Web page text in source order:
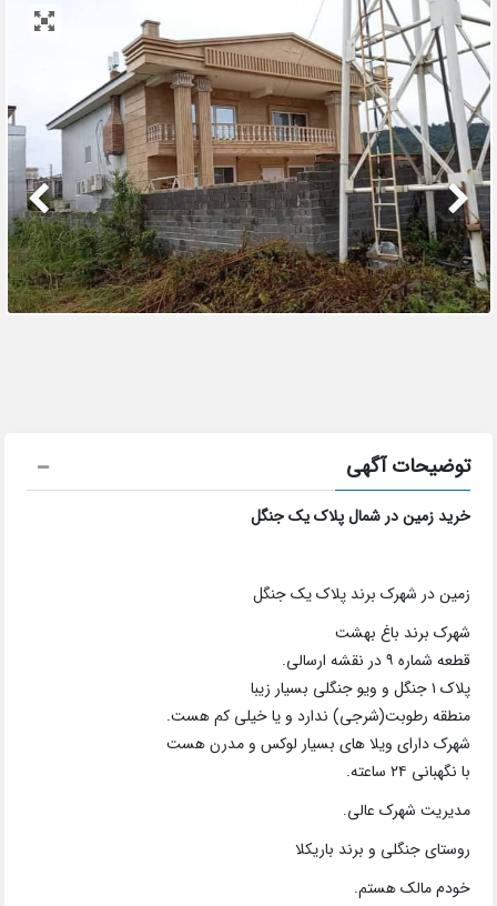
توضیحات آگهی
خرید زمین در شمال پلاک یک جنگل
زمین در شهرک برند پلاک یک جنگل
شهرک برند باغ بهشت
قطعه شماره ۹ در نقشه ارسالی.
پلاک ۱ جنگل و ویو جنگلی بسیار زیبا
منطقه رطوبت(شرجی) ندارد و یا خیلی کم هست.
شهرک دارای ویلا های بسیار لوکس و مدرن هست
با نگهبانی ۲۴ ساعته.
مدیریت شهرک عالی.
روستای جنگلی و برند باریکلا
خودم مالک هستم.